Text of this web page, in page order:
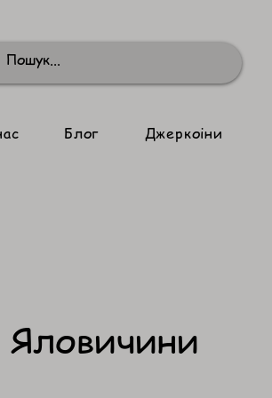
Блог Джеркоіни
Яловичини